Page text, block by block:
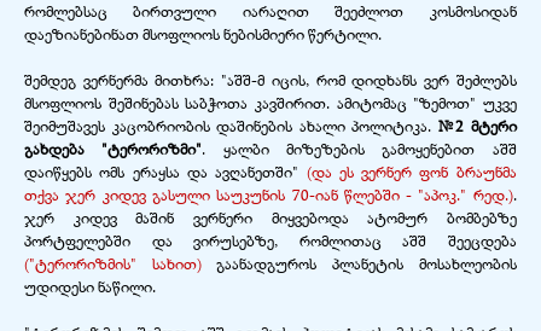
რომლებსაც ბირთვული იარაღით შეეძლოთ კოსმოსიდან
დაეზიანებინათ მსოფლიოს ნებისმიერი წერტილი.
შემდეგ ვერნერმა მითხრა: "აშშ-მ იცის, რომ დიდხანს ვერ შეძლებს
მსოფლიოს შეშინებას საბჭოთა კავშირით. ამიტომაც "ზემოთ" უკვე
შეიმუშავეს კაცობრიობის დაშინების ახალი პოლიტიკა. №2 მტერი
გახდება "ტერორიზმი". ყალბი მიზეზების გამოყენებით აშშ
დაიწყებს ომს ერაყსა და ავღანეთში" (და ეს ვერნერ ფონ ბრაუნმა
თქვა ჯერ კიდევ გასული საუკუნის 70-იან წლებში - "აპოკ." რედ.).
ჯერ კიდევ მაშინ ვერნერი მიყვებოდა ატომურ ბომბებზე
პორტფელებში და ვირუსებზე, რომლითაც აშშ შეეცდება
("ტერორიზმის" სახით)გაანადგუროს პლანეტის მოსახლეობის
უდიდესი ნაწილი.